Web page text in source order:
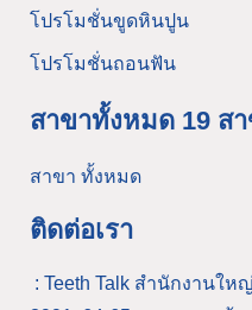
โปรโมชั่นขูดหินปูน
โปรโมชั่นถอนฟัน
สาขาทั้งหมด 19 ส
สาขา ทั้งหมด
ติดต่อเรา
: Teeth Talk สำนักงานใหญ่